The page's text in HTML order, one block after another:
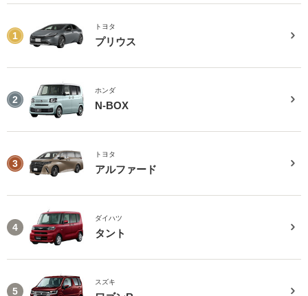
1
トヨタ
プリウス
2
ホンダ
N-BOX
3
トヨタ
アルファード
4
ダイハツ
タント
5
スズキ